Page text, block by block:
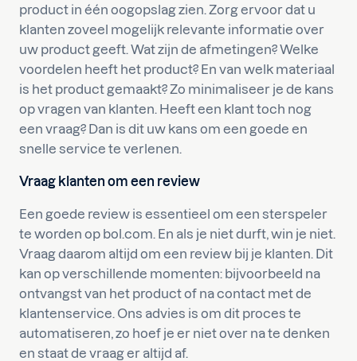
product in één oogopslag zien. Zorg ervoor dat u
klanten zoveel mogelijk relevante informatie over
uw product geeft. Wat zijn de afmetingen? Welke
voordelen heeft het product? En van welk materiaal
is het product gemaakt? Zo minimaliseer je de kans
op vragen van klanten. Heeft een klant toch nog
een vraag? Dan is dit uw kans om een goede en
snelle service te verlenen.
Vraag klanten om een review
Een goede review is essentieel om een sterspeler
te worden op bol.com. En als je niet durft, win je niet.
Vraag daarom altijd om een review bij je klanten. Dit
kan op verschillende momenten: bijvoorbeeld na
ontvangst van het product of na contact met de
klantenservice. Ons advies is om dit proces te
automatiseren, zo hoef je er niet over na te denken
en staat de vraag er altijd af.